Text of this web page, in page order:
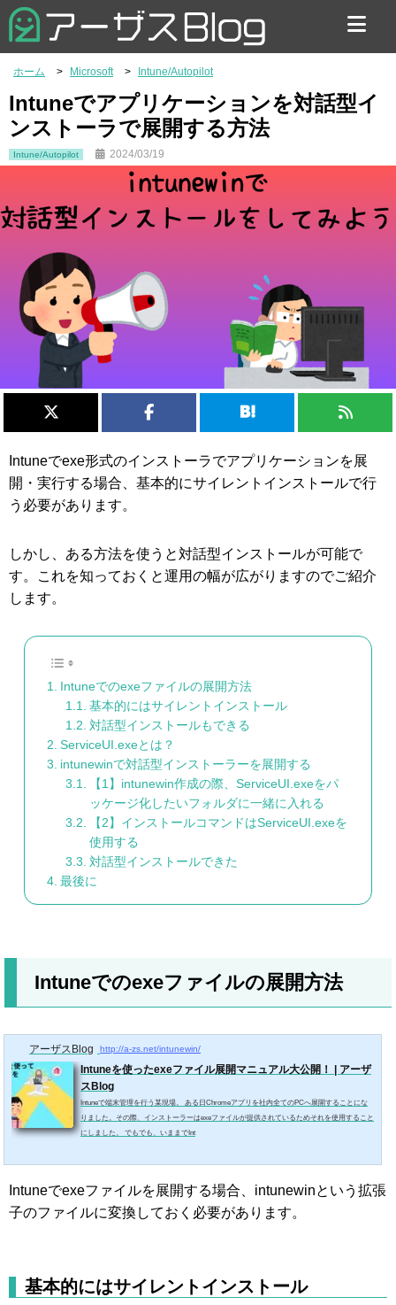
お問い合わせ
ホーム Microsoft Intune/Autopilot
Intuneでアプリケーションを対話型イ
ンストーラで展開する方法
Intune/Autopilot 2024/03/19
Intuneでexe形式のインストーラでアプリケーションを展
開・実行する場合、基本的にサイレントインストールで行
う必要があります。
しかし、ある方法を使うと対話型インストールが可能で
す。これを知っておくと運用の幅が広がりますのでご紹介
します。
Intuneでのexeファイルの展開方法
基本的にはサイレントインストール
対話型インストールもできる
ServiceUI.exeとは？
intunewinで対話型インストーラーを展開する
【1】intunewin作成の際、ServiceUI.exeをパ
ッケージ化したいフォルダに一緒に入れる
【2】インストールコマンドはServiceUI.exeを
使用する
対話型インストールできた
最後に
Intuneでのexeファイルの展開方法
アーザスBlog http://a-zs.net/intunewin/
Intuneを使ったexeファイル展開マニュアル大公開！ | アーザ
スBlog
Intuneで端末管理を行う某現場。 ある日Chromeアプリを社内全てのPCへ展開することにな
りました。その際、インストーラーはexeファイルが提供されているためそれを使用すること
にしました。 でもでも、いままでInt
Intuneでexeファイルを展開する場合、intunewinという拡張
子のファイルに変換しておく必要があります。
基本的にはサイレントインストール